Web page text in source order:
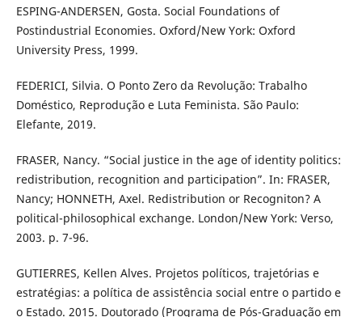
ESPING-ANDERSEN, Gosta. Social Foundations of
Postindustrial Economies. Oxford/New York: Oxford
University Press, 1999.
FEDERICI, Silvia. O Ponto Zero da Revolução: Trabalho
Doméstico, Reprodução e Luta Feminista. São Paulo:
Elefante, 2019.
FRASER, Nancy. “Social justice in the age of identity politics:
redistribution, recognition and participation”. In: FRASER,
Nancy; HONNETH, Axel. Redistribution or Recogniton? A
political-philosophical exchange. London/New York: Verso,
2003. p. 7-96.
GUTIERRES, Kellen Alves. Projetos políticos, trajetórias e
estratégias: a política de assistência social entre o partido e
o Estado. 2015. Doutorado (Programa de Pós-Graduação em